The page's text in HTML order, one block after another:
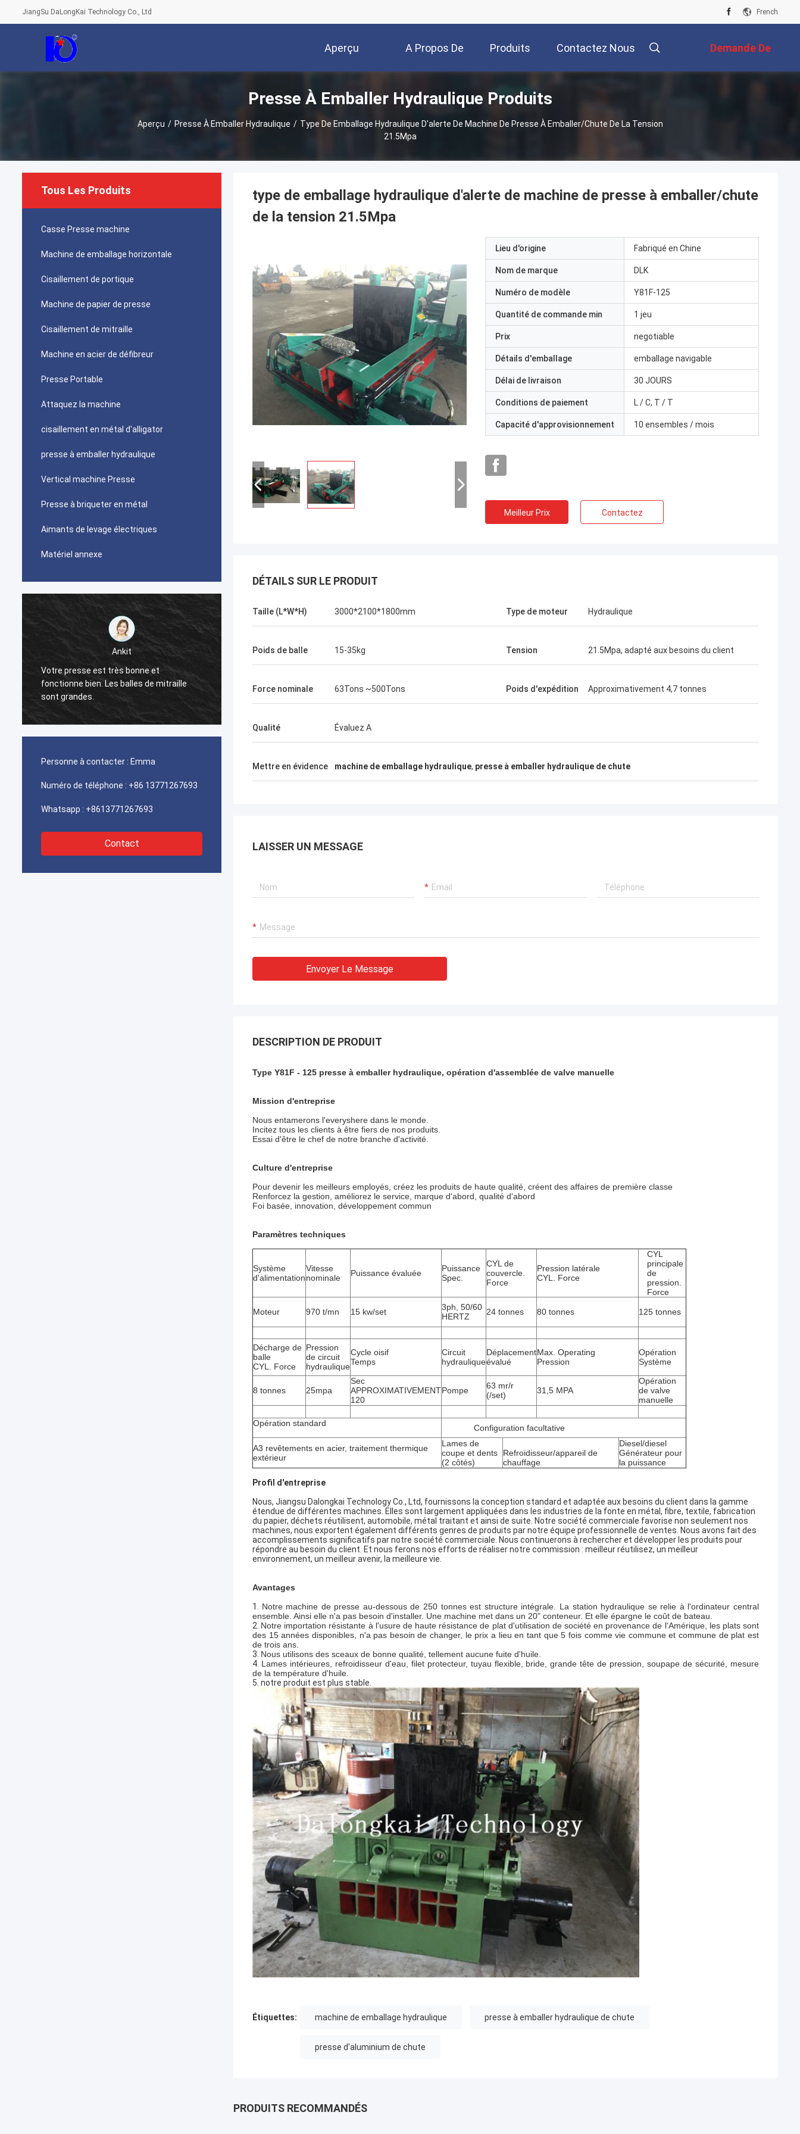
JiangSu DaLongKai Technology Co., Ltd French
Aperçu A Propos De
Nous
Produits Contactez Nous Demande De
Soumission
Presse À Emballer Hydraulique Produits
Aperçu / Presse À Emballer Hydraulique / Type De Emballage Hydraulique D'alerte De Machine De Presse À Emballer/chute De La Tension
21.5Mpa
Tous Les Produits
Casse Presse machine
Machine de emballage horizontale
Cisaillement de portique
Machine de papier de presse
Cisaillement de mitraille
Machine en acier de défibreur
Presse Portable
Attaquez la machine
cisaillement en métal d'alligator
presse à emballer hydraulique
Vertical machine Presse
Presse à briqueter en métal
Aimants de levage électriques
Matériel annexe
Ankit
Votre presse est très bonne et
fonctionne bien. Les balles de mitraille
sont grandes.
bien.
Personne à contacter : Emma
Numéro de téléphone : +86 13771267693
Whatsapp : +8613771267693
Contact
type de emballage hydraulique d'alerte de machine de presse à emballer/chute
de la tension 21.5Mpa
Lieu d'origine Fabriqué en Chine
Nom de marque DLK
Numéro de modèle Y81F-125
Quantité de commande min 1 jeu
Prix negotiable
Détails d'emballage emballage navigable
Délai de livraison 30 JOURS
Conditions de paiement L / C, T / T
Capacité d'approvisionnement 10 ensembles / mois
Meilleur Prix Contactez
DÉTAILS SUR LE PRODUIT
Taille (L*W*H) 3000*2100*1800mm Type de moteur Hydraulique
Poids de balle 15-35kg Tension 21.5Mpa, adapté aux besoins du client
Force nominale 63Tons ~500Tons Poids d'expédition Approximativement 4,7 tonnes
Qualité Évaluez A
Mettre en évidence machine de emballage hydraulique, presse à emballer hydraulique de chute
LAISSER UN MESSAGE
Envoyer Le Message
DESCRIPTION DE PRODUIT
Type Y81F - 125 presse à emballer hydraulique, opération d'assemblée de valve manuelle
Mission d'entreprise
Nous entamerons l'everyshere dans le monde.
Incitez tous les clients à être fiers de nos produits.
Essai d'être le chef de notre branche d'activité.
Culture d'entreprise
Pour devenir les meilleurs employés, créez les produits de haute qualité, créent des affaires de première classe
Renforcez la gestion, améliorez le service, marque d'abord, qualité d'abord
Foi basée, innovation, développement commun
Paramètres techniques
Système
d'alimentation
Vitesse
nominale
Puissance évaluée
Puissance
Spec.
CYL de
couvercle.
Force
Pression latérale
CYL. Force
CYL
principale
de
pression.
Force
Moteur 970 t/mn 15 kw/set
3ph, 50/60
HERTZ
24 tonnes 80 tonnes 125 tonnes
Décharge de
balle
CYL. Force
Pression
de circuit
hydraulique
Cycle oisif
Temps
Circuit
hydraulique
Déplacement
évalué
Max. Operating
Pression
Opération
Système
8 tonnes 25mpa
Sec
APPROXIMATIVEMENT
120
Pompe
63 mr/r
(/set)
31,5 MPA
Opération
de valve
manuelle
Opération standard Configuration facultative
A3 revêtements en acier, traitement thermique
extérieur
Lames de
coupe et dents
(2 côtés)
Refroidisseur/appareil de
chauffage
Diesel/diesel
Générateur pour
la puissance
Profil d'entreprise
Nous, Jiangsu Dalongkai Technology Co., Ltd, fournissons la conception standard et adaptée aux besoins du client dans la gamme
étendue de différentes machines. Elles sont largement appliquées dans les industries de la fonte en métal, fibre, textile, fabrication
du papier, déchets réutilisent, automobile, métal traitant et ainsi de suite. Notre société commerciale favorise non seulement nos
machines, nous exportent également différents genres de produits par notre équipe professionnelle de ventes. Nous avons fait des
accomplissements significatifs par notre société commerciale. Nous continuerons à rechercher et développer les produits pour
répondre au besoin du client. Et nous ferons nos efforts de réaliser notre commission : meilleur réutilisez, un meilleur
environnement, un meilleur avenir, la meilleure vie.
Avantages
1. Notre machine de presse au-dessous de 250 tonnes est structure intégrale. La station hydraulique se relie à l'ordinateur central
ensemble. Ainsi elle n'a pas besoin d'installer. Une machine met dans un 20" conteneur. Et elle épargne le coût de bateau.
2. Notre importation résistante à l'usure de haute résistance de plat d'utilisation de société en provenance de l'Amérique, les plats sont
des 15 années disponibles, n'a pas besoin de changer, le prix a lieu en tant que 5 fois comme vie commune et commune de plat est
de trois ans.
3. Nous utilisons des sceaux de bonne qualité, tellement aucune fuite d'huile.
4. Lames intérieures, refroidisseur d'eau, filet protecteur, tuyau flexible, bride, grande tête de pression, soupape de sécurité, mesure
de la température d'huile.
5. notre produit est plus stable.
Étiquettes: machine de emballage hydraulique presse à emballer hydraulique de chute
presse d'aluminium de chute
PRODUITS RECOMMANDÉS